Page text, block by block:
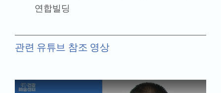
연합빌딩
관련 유튜브 참조 영상